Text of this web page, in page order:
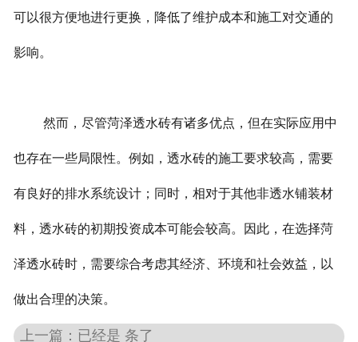
可以很方便地进行更换，降低了维护成本和施工对交通的
影响。
然而，尽管菏泽透水砖有诸多优点，但在实际应用中
也存在一些局限性。例如，透水砖的施工要求较高，需要
有良好的排水系统设计；同时，相对于其他非透水铺装材
料，透水砖的初期投资成本可能会较高。因此，在选择菏
泽透水砖时，需要综合考虑其经济、环境和社会效益，以
做出合理的决策。
上一篇：已经是 条了